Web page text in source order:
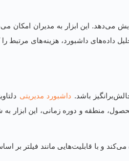
می‌دهد. این ابزار به مدیران
داشبورد، هزینه‌های مرتبط را
باشد. داشبورد مدیریتی
منطقه و دوره زمانی، این ابزار
و با قابلیت‌هایی مانند فیلتر